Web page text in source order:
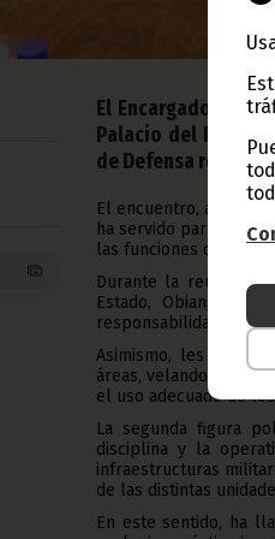
El Encargado de
Palacio del Pueblo
de Defensa
El encuentro, al que
ha servido para
las funciones que
Durante la reunión,
Estado, Obiang
responsabilidad exige
Asimismo, les ha
áreas, velando por el
el uso adecuado de
La segunda figura
disciplina y la
infraestructuras
de las distintas
En este sentido, ha